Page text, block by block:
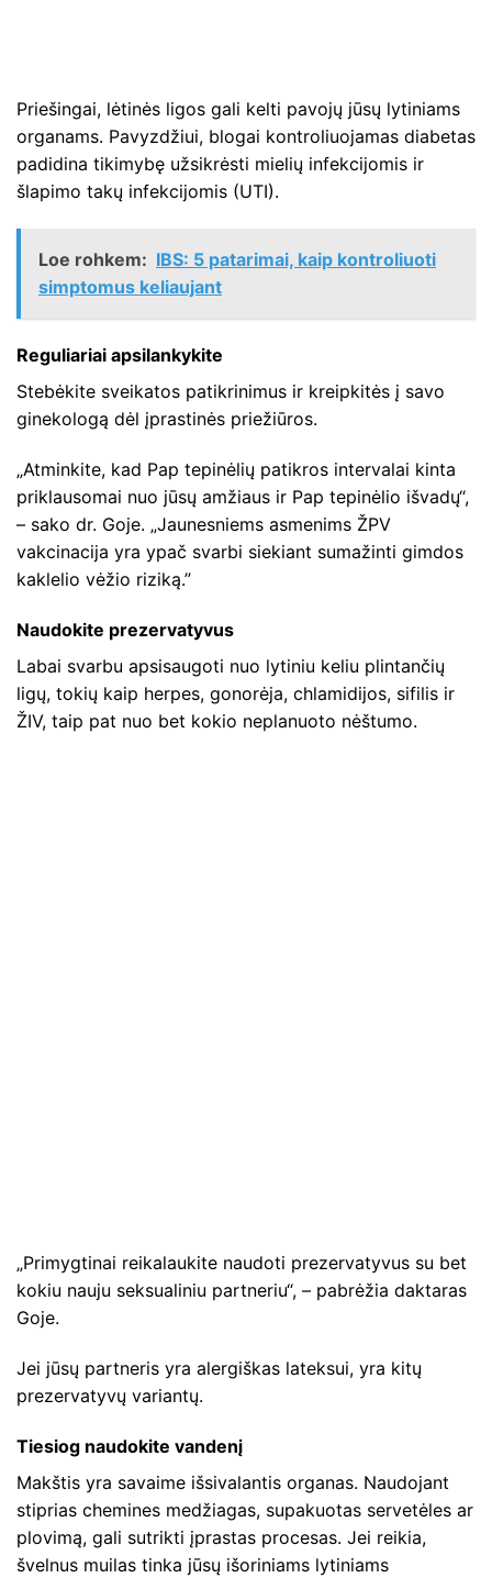
Priešingai, lėtinės ligos gali kelti pavojų jūsų lytiniams
organams. Pavyzdžiui, blogai kontroliuojamas diabetas
padidina tikimybę užsikrėsti mielių infekcijomis ir
šlapimo takų infekcijomis (UTI).
Loe rohkem: IBS: 5 patarimai, kaip kontroliuoti
simptomus keliaujant
Reguliariai apsilankykite
Stebėkite sveikatos patikrinimus ir kreipkitės į savo
ginekologą dėl įprastinės priežiūros.
„Atminkite, kad Pap tepinėlių patikros intervalai kinta
priklausomai nuo jūsų amžiaus ir Pap tepinėlio išvadų“,
– sako dr. Goje. „Jaunesniems asmenims ŽPV
vakcinacija yra ypač svarbi siekiant sumažinti gimdos
kaklelio vėžio riziką.”
Naudokite prezervatyvus
Labai svarbu apsisaugoti nuo lytiniu keliu plintančių
ligų, tokių kaip herpes, gonorėja, chlamidijos, sifilis ir
ŽIV, taip pat nuo bet kokio neplanuoto nėštumo.
„Primygtinai reikalaukite naudoti prezervatyvus su bet
kokiu nauju seksualiniu partneriu“, – pabrėžia daktaras
Goje.
Jei jūsų partneris yra alergiškas lateksui, yra kitų
prezervatyvų variantų.
Tiesiog naudokite vandenį
Makštis yra savaime išsivalantis organas. Naudojant
stiprias chemines medžiagas, supakuotas servetėles ar
plovimą, gali sutrikti įprastas procesas. Jei reikia,
švelnus muilas tinka jūsų išoriniams lytiniams